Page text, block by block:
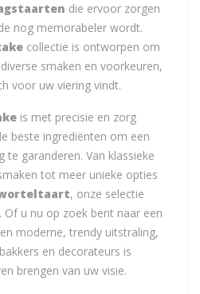
die ervoor zorgen
nog memorabeler wordt.
collectie is ontworpen om
smaken en voorkeuren,
voor uw viering vindt.
is met precisie en zorg
beste ingrediënten om een
te garanderen. Van klassieke
tot meer unieke opties
, onze selectie
u nu op zoek bent naar een
moderne, trendy uitstraling,
en decorateurs is
brengen van uw visie.